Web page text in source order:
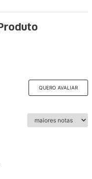
QUERO AVALIAR